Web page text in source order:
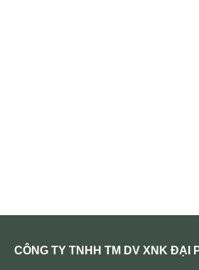
CÔNG TY TNHH TM DV XNK ĐẠI